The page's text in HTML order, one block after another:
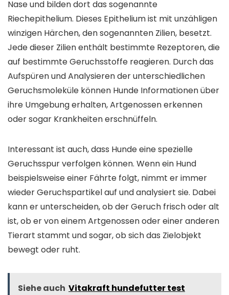
Nase und bilden dort das sogenannte
Riechepithelium. Dieses Epithelium ist mit unzähligen
winzigen Härchen, den sogenannten Zilien, besetzt.
Jede dieser Zilien enthält bestimmte Rezeptoren, die
auf bestimmte Geruchsstoffe reagieren. Durch das
Aufspüren und Analysieren der unterschiedlichen
Geruchsmoleküle können Hunde Informationen über
ihre Umgebung erhalten, Artgenossen erkennen
oder sogar Krankheiten erschnüffeln.
Interessant ist auch, dass Hunde eine spezielle
Geruchsspur verfolgen können. Wenn ein Hund
beispielsweise einer Fährte folgt, nimmt er immer
wieder Geruchspartikel auf und analysiert sie. Dabei
kann er unterscheiden, ob der Geruch frisch oder alt
ist, ob er von einem Artgenossen oder einer anderen
Tierart stammt und sogar, ob sich das Zielobjekt
bewegt oder ruht.
Siehe auch Vitakraft hundefutter test